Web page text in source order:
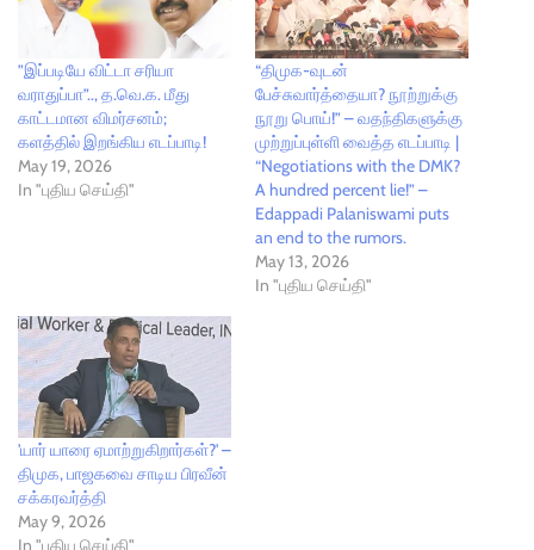
”இப்படியே விட்டா சரியா
வராதுப்பா”.., த.வெ.க. மீது
காட்டமான விமர்சனம்;
களத்தில் இறங்கிய எடப்பாடி!
May 19, 2026
In "புதிய செய்தி"
“திமுக-வுடன்
பேச்சுவார்த்தையா? நூற்றுக்கு
நூறு பொய்!” – வதந்திகளுக்கு
முற்றுப்புள்ளி வைத்த எடப்பாடி |
“Negotiations with the DMK?
A hundred percent lie!” –
Edappadi Palaniswami puts
an end to the rumors.
May 13, 2026
In "புதிய செய்தி"
'யார் யாரை ஏமாற்றுகிறார்கள்?' –
திமுக, பாஜகவை சாடிய பிரவீன்
சக்கரவர்த்தி
May 9, 2026
In "புதிய செய்தி"